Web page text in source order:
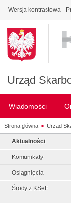
Wersja kontrastowa
Urząd
Wiadomości
Strona główna Urząd
Aktualności
Komunikaty
Osiągnięcia
Środy z KSeF